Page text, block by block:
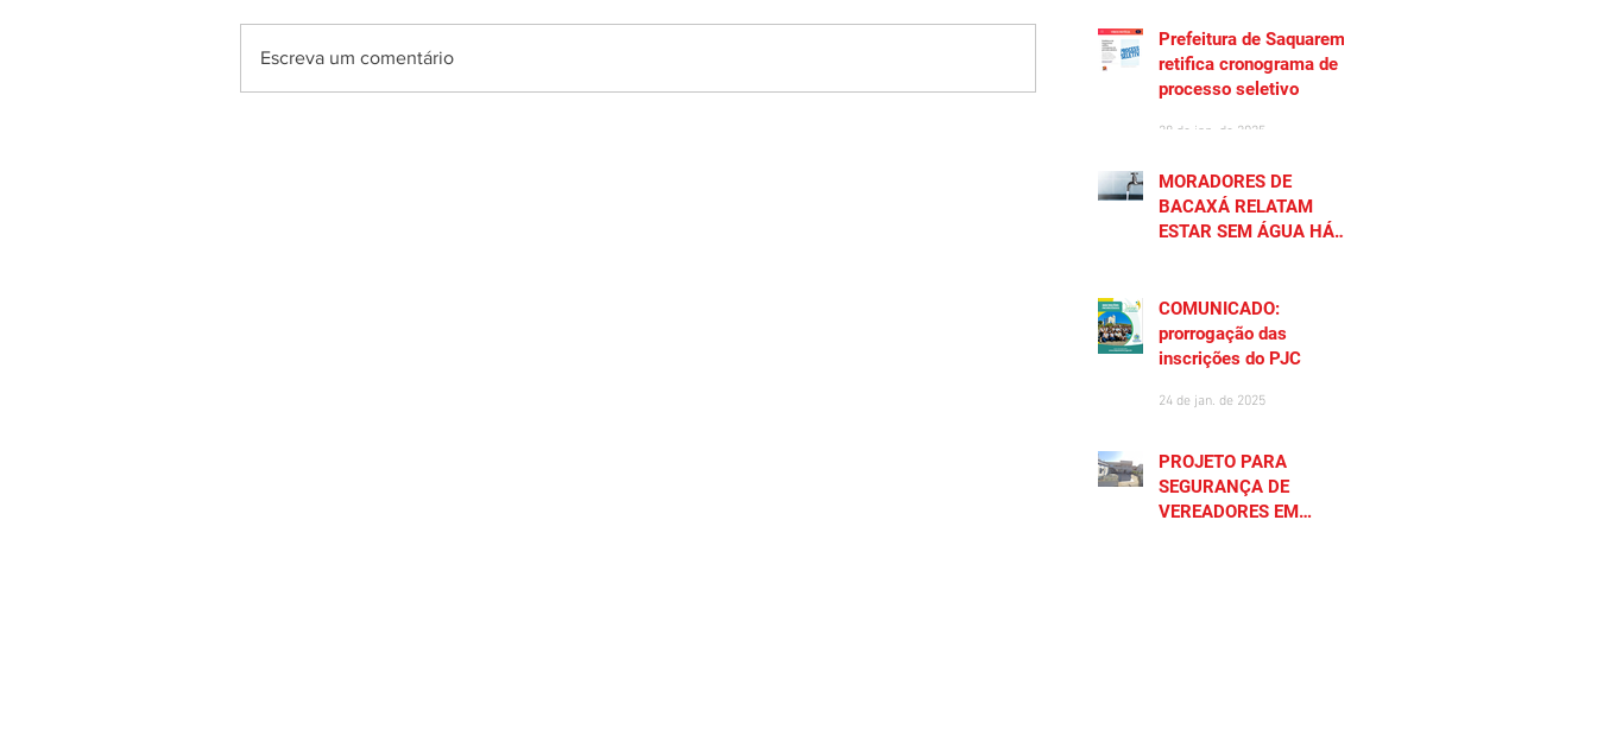
Escreva um comentário
SAQUAREMA
Prefeitura de Saquarema
retifica cronograma de
processo seletivo
28 de jan. de 2025
MORADORES DE
BACAXÁ RELATAM
ESTAR SEM ÁGUA HÁ
COMUNICADO:
prorrogação das
inscrições do PJC
24 de jan. de 2025
PROJETO PARA
SEGURANÇA DE
VEREADORES EM